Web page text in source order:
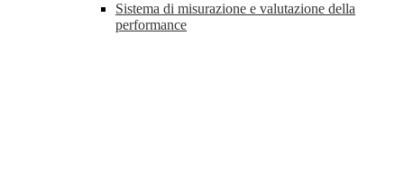
Sistema di misurazione e valutazione della
performance